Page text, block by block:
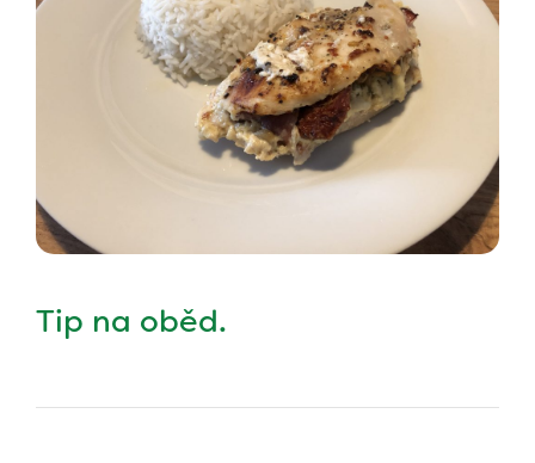
Tip na oběd.